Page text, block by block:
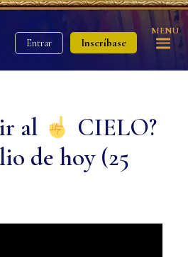
Entrar Inscríbase
MENU
al
CIELO?
de hoy (25